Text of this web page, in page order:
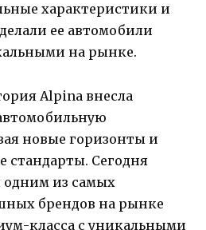
характеристики и
ее автомобили
на рынке.
Alpina внесла
новые горизонты и
стандарты. Сегодня
одним из самых
брендов на рынке
класса с уникальными